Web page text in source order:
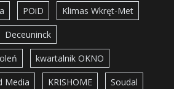
POiD Klimas Wkręt-Met
Deceuninck
kwartalnik OKNO
Media KRISHOME Soudal